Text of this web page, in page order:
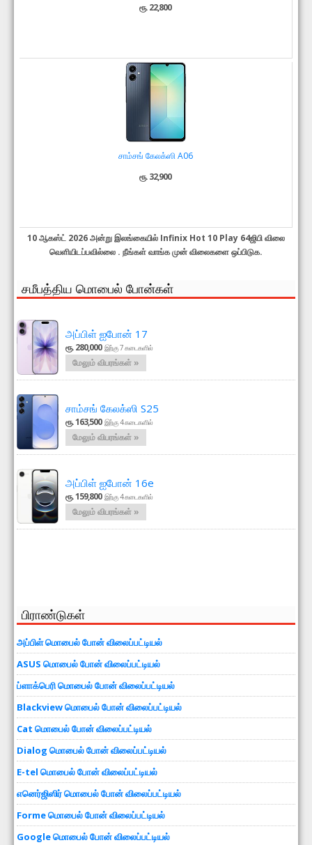
ரூ. 22,800
சாம்சங் கேலக்ஸி A06
ரூ. 32,900
10 ஆகஸ்ட் 2026 அன்று இலங்கையில் Infinix Hot 10 Play 64ஜிபி விலை
வெளியிடப்பவில்லை . நீங்கள் வாங்க முன் விலைகளை ஒப்பிடுக.
சமீபத்திய மொபைல் போன்கள்
அப்பிள் ஐபோன் 17
ரூ. 280,000 இற்கு 7 கடைகளில்
மேலும் விபரங்கள் »
சாம்சங் கேலக்ஸி S25
ரூ. 163,500 இற்கு 4 கடைகளில்
மேலும் விபரங்கள் »
அப்பிள் ஐபோன் 16e
ரூ. 159,800 இற்கு 4 கடைகளில்
மேலும் விபரங்கள் »
பிராண்டுகள்
அப்பிள் மொபைல் போன் விலைப்பட்டியல்
ASUS மொபைல் போன் விலைப்பட்டியல்
ப்ளாக்பெரி மொபைல் போன் விலைப்பட்டியல்
Blackview மொபைல் போன் விலைப்பட்டியல்
Cat மொபைல் போன் விலைப்பட்டியல்
Dialog மொபைல் போன் விலைப்பட்டியல்
E-tel மொபைல் போன் விலைப்பட்டியல்
எனெர்ஜிஸிர் மொபைல் போன் விலைப்பட்டியல்
Forme மொபைல் போன் விலைப்பட்டியல்
Google மொபைல் போன் விலைப்பட்டியல்